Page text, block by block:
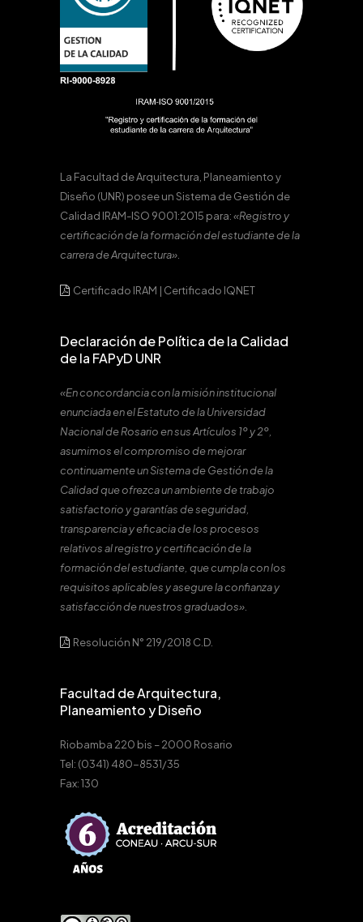
La Facultad de Arquitectura, Planeamiento y
Diseño (UNR) posee un Sistema de Gestión de
Calidad IRAM-ISO 9001:2015 para:«Registro y
certificación de la formación del estudiante de la
carrera de Arquitectura».
Certificado IRAM | Certificado IQNET
Declaración de Política de la Calidad
de la FAPyD UNR
«En concordancia con la misión institucional
enunciada en el Estatuto de la Universidad
Nacional de Rosario en sus Artículos 1º y 2º,
asumimos el compromiso de mejorar
continuamente un Sistema de Gestión de la
Calidad que ofrezca un ambiente de trabajo
satisfactorio y garantías de seguridad,
transparencia y eficacia de los procesos
relativos al registro y certificación de la
formación del estudiante, que cumpla con los
requisitos aplicables y asegure la confianza y
satisfacción de nuestros graduados».
Resolución N° 219/2018 C.D.
Facultad de Arquitectura,
Planeamiento y Diseño
Riobamba 220 bis – 2000 Rosario
Tel: (0341) 480-8531/35
Fax: 130